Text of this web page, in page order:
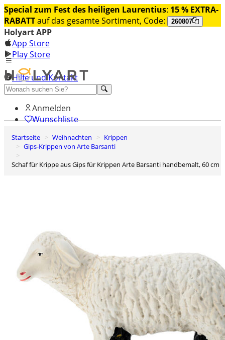
Special zum Fest des heiligen Laurentius: 15 % EXTRA-
RABATTauf das gesamte Sortiment, Code: 260807
Holyart APP
App Store
Play Store
Hilfe und Kontakt
Entdecken Sie Premium
Anmelden
Wunschliste
0
Warenkorb
Startseite Weihnachten
Krippen
Gips-Krippen von Arte Barsanti
Schaf für Krippe aus Gips für Krippen Arte Barsanti handbemalt, 60 cm